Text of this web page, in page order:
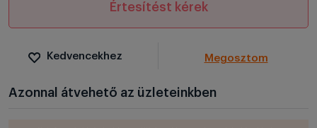
Értesítést kérek
Kedvencekhez Megosztom
Azonnal átvehető az üzleteinkben